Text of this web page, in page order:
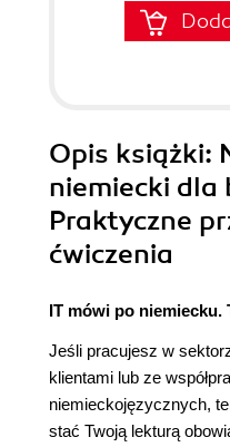
Opis książki:
niemiecki dla
Praktyczne
ćwiczenia
IT mówi po niemiecku.
Jeśli pracujesz w
klientami lub ze
niemieckojęzycznych,
stać Twoją lekturą